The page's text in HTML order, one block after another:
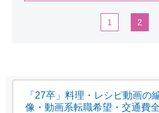
1 2
「27卒」料理・レシピ動画の
像・動画系転職希望・交通費